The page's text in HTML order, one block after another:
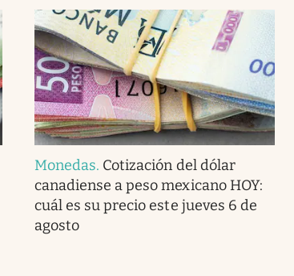
Monedas. Cotización del dólar
canadiense a peso mexicano HOY:
cuál es su precio este jueves 6 de
agosto